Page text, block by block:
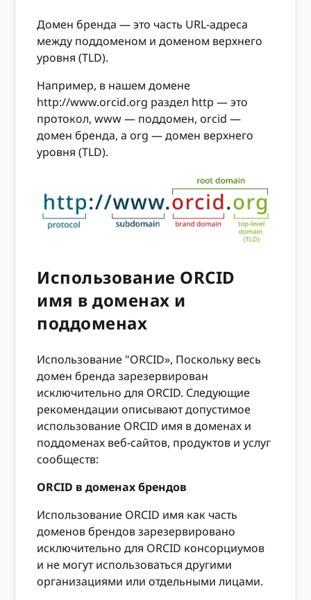
Домен бренда — это часть URL-адреса
между поддоменом и доменом верхнего
уровня (TLD).
Например, в нашем домене
http://www.orcid.org раздел http — это
протокол, www — поддомен, orcid —
домен бренда, а org — домен верхнего
уровня (TLD).
Использование ORCID
имя в доменах и
поддоменах
Использование "ORCID», Поскольку весь
домен бренда зарезервирован
исключительно для ORCID. Следующие
рекомендации описывают допустимое
использование ORCID имя в доменах и
поддоменах веб-сайтов, продуктов и услуг
сообществ:
ORCID в доменах брендов
Использование ORCID имя как часть
доменов брендов зарезервировано
исключительно для ORCID консорциумов
и не могут использоваться другими
организациями или отдельными лицами.